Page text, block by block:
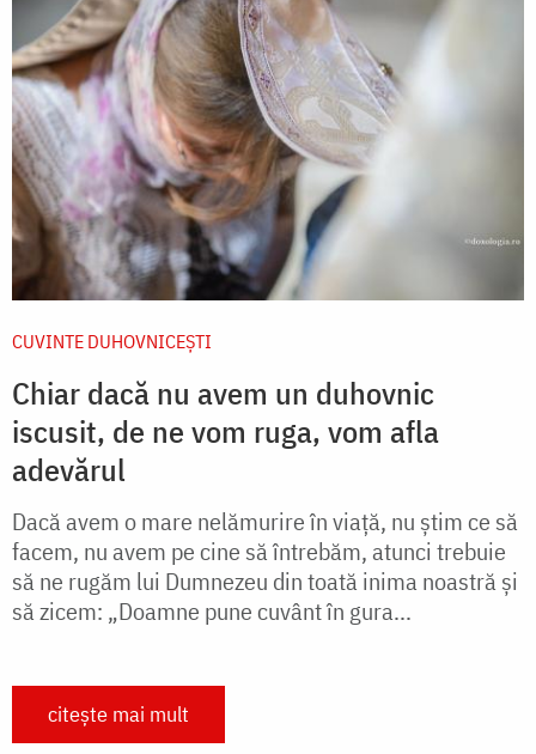
CUVINTE DUHOVNICEȘTI
Chiar dacă nu avem un duhovnic
iscusit, de ne vom ruga, vom afla
adevărul
Dacă avem o mare nelămurire în viață, nu știm ce să
facem, nu avem pe cine să întrebăm, atunci trebuie
să ne rugăm lui Dumnezeu din toată inima noastră și
să zicem: „Doamne pune cuvânt în gura...
citește mai mult